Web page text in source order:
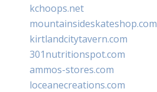
kchoops.net
mountainsideskateshop.com
kirtlandcitytavern.com
301nutritionspot.com
ammos-stores.com
loceanecreations.com